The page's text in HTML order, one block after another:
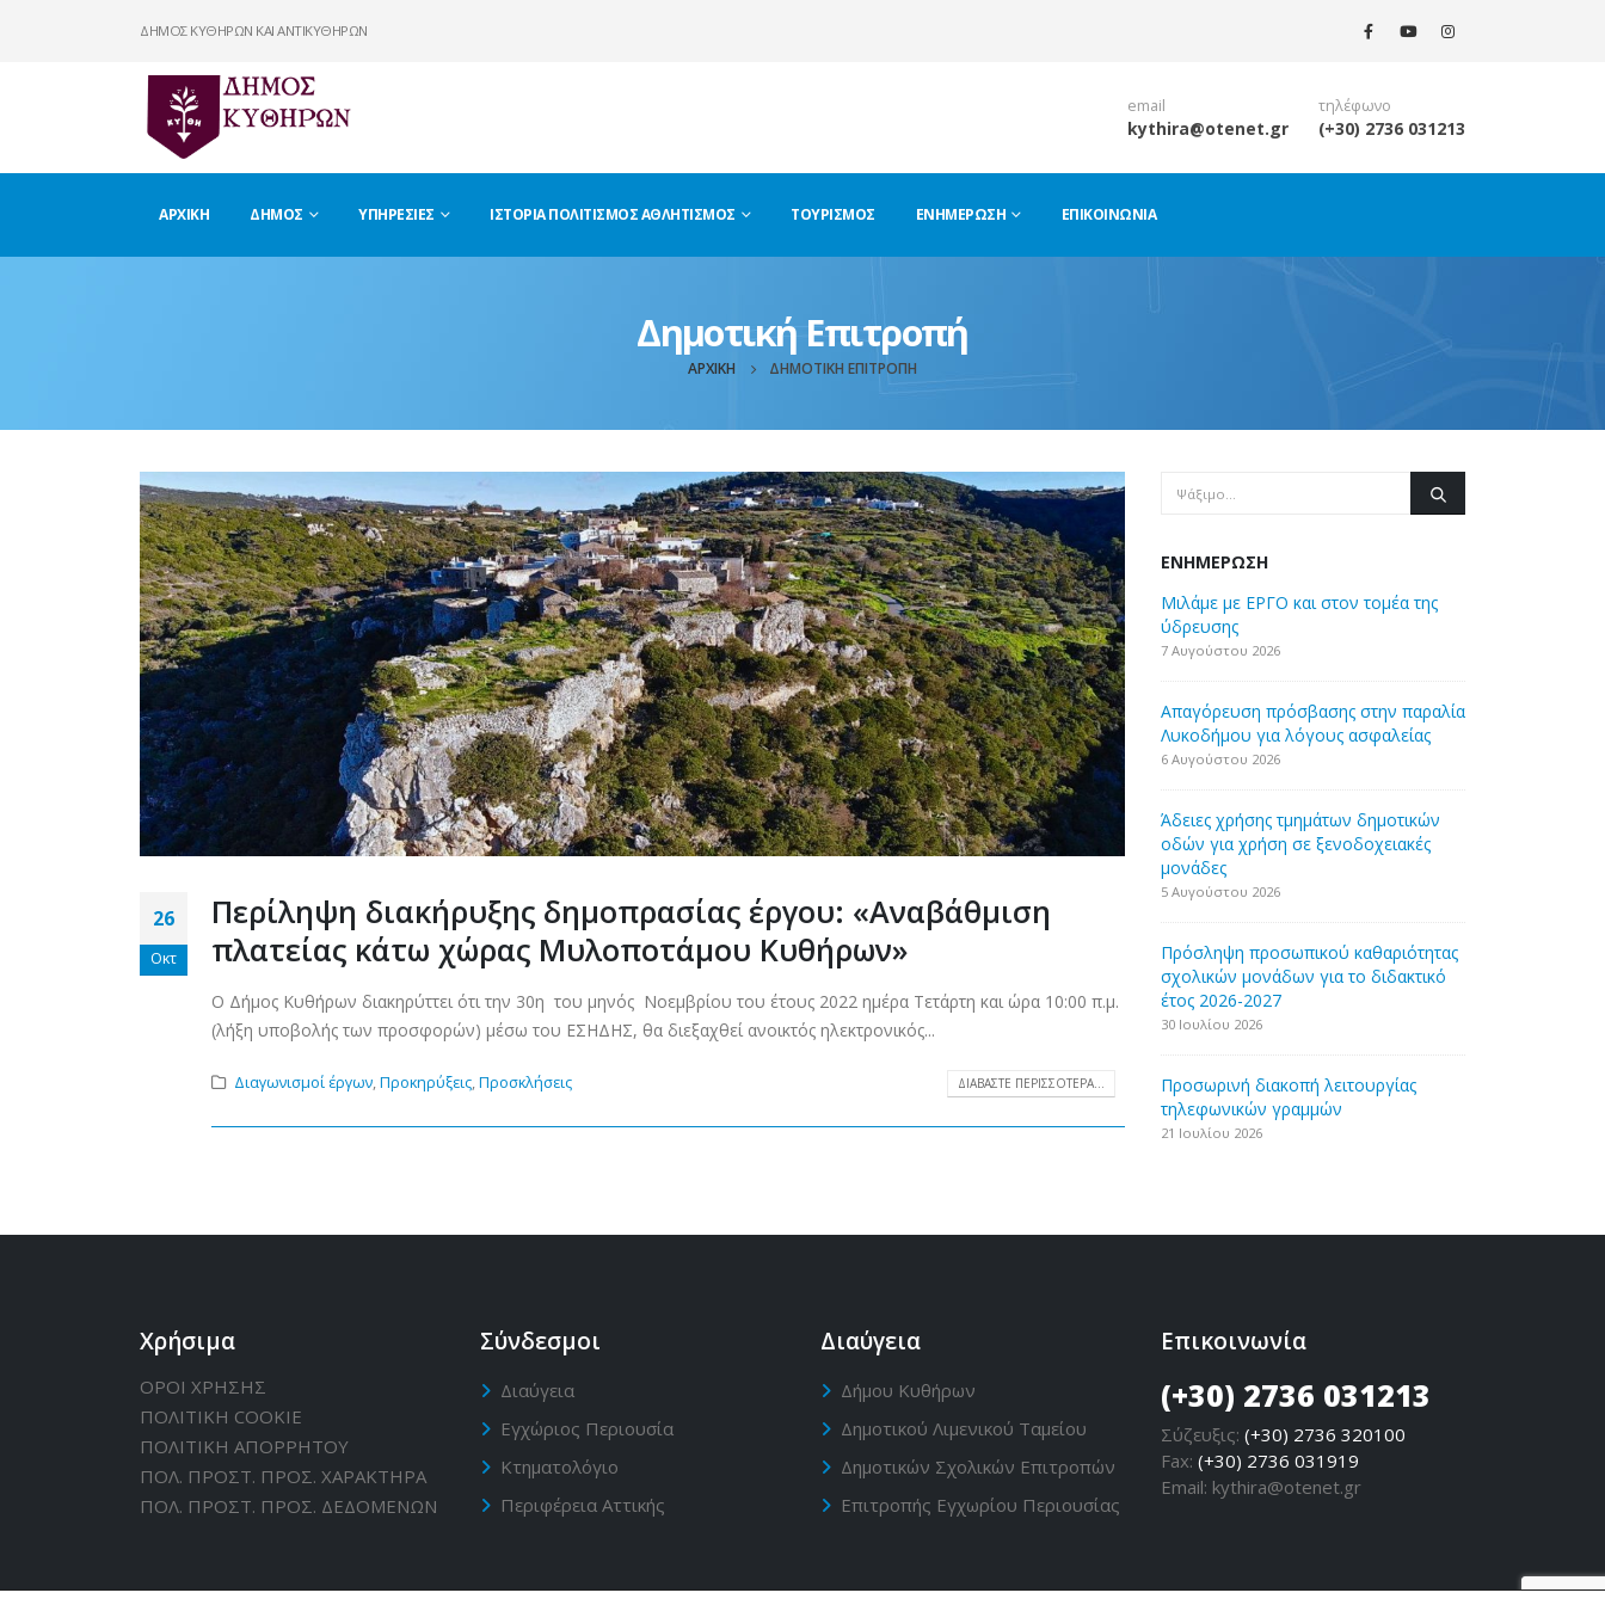
ΔΗΜΟΣ ΚΥΘΗΡΩΝ ΚΑΙ ΑΝΤΙΚΥΘΗΡΩΝ
email
kythira@otenet.gr
τηλέφωνο
(+30) 2736 031213
ΑΡΧΙΚΉ ΔΉΜΟΣ ΥΠΗΡΕΣΊΕΣ ΙΣΤΟΡΊΑ ΠΟΛΙΤΙΣΜΌΣ ΑΘΛΗΤΙΣΜΌΣ ΤΟΥΡΙΣΜΌΣ ΕΝΗΜΈΡΩΣΗ ΕΠΙΚΟΙΝΩΝΊΑ
Δημοτική Επιτροπή
ΑΡΧΙΚΉ ΔΗΜΟΤΙΚΉ ΕΠΙΤΡΟΠΉ
26
Οκτ
Περίληψη διακήρυξης δημοπρασίας έργου: «Αναβάθμιση
πλατείας κάτω χώρας Μυλοποτάμου Κυθήρων»
Ο Δήμος Κυθήρων διακηρύττει ότι την 30η του μηνός Νοεμβρίου του έτους 2022 ημέρα Τετάρτη και ώρα 10:00 π.μ.
(λήξη υποβολής των προσφορών) μέσω του ΕΣΗΔΗΣ, θα διεξαχθεί ανοικτός ηλεκτρονικός...
Διαγωνισμοί έργων,Προκηρύξεις,Προσκλήσεις ΔΙΑΒΆΣΤΕ ΠΕΡΙΣΣΌΤΕΡΑ...
ΕΝΗΜΈΡΩΣΗ
Μιλάμε με ΕΡΓΟ και στον τομέα της
ύδρευσης
7 Αυγούστου 2026
Απαγόρευση πρόσβασης στην παραλία
Λυκοδήμου για λόγους ασφαλείας
6 Αυγούστου 2026
Άδειες χρήσης τμημάτων δημοτικών
οδών για χρήση σε ξενοδοχειακές
μονάδες
5 Αυγούστου 2026
Πρόσληψη προσωπικού καθαριότητας
σχολικών μονάδων για το διδακτικό
έτος 2026-2027
30 Ιουλίου 2026
Προσωρινή διακοπή λειτουργίας
τηλεφωνικών γραμμών
21 Ιουλίου 2026
Χρήσιμα
ΟΡΟΙ ΧΡΗΣΗΣ
ΠΟΛΙΤΙΚΗ CΟΟΚΙΕ
ΠΟΛΙΤΙΚΗ ΑΠΟΡΡΗΤΟΥ
ΠΟΛ. ΠΡΟΣΤ. ΠΡΟΣ. ΧΑΡΑΚΤΗΡΑ
ΠΟΛ. ΠΡΟΣΤ. ΠΡΟΣ. ΔΕΔΟΜΕΝΩΝ
Σύνδεσμοι
Διαύγεια
Εγχώριος Περιουσία
Κτηματολόγιο
Περιφέρεια Αττικής
Διαύγεια
Δήμου Κυθήρων
Δημοτικού Λιμενικού Ταμείου
Δημοτικών Σχολικών Επιτροπών
Επιτροπής Εγχωρίου Περιουσίας
Επικοινωνία
(+30) 2736 031213
Σύζευξις: (+30) 2736 320100
Fax: (+30) 2736 031919
Email: kythira@otenet.gr